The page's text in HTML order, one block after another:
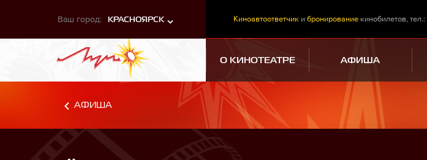
Ваш город: КРАСНОЯРСК Киноавтоответчик и бронирование кинобилетов, тел.:
О КИНОТЕАТРЕ АФИША
АФИША